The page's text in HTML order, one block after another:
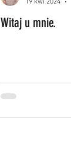
Witaj u mnie.
19 kwi 2024